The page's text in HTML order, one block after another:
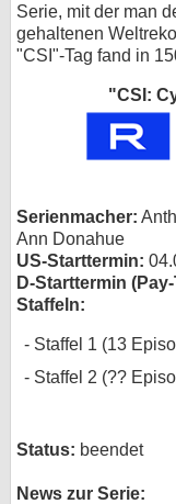
Serie, mit der man
gehaltenen
"CSI"-Tag fand in
"CSI:
Serienmacher:
Ann Donahue
US-Starttermin:
D-Starttermin
Staffeln:
Staffel 1 (13
Staffel 2 (??
Status: beendet
News zur Serie: